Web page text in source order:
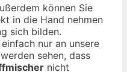
können Sie
in die Hand nehmen
sich bilden.
nur an unsere
sehen, dass
nicht